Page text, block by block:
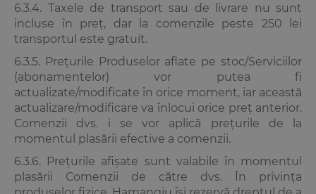
6.3.4. Taxele de transport sau de livrare nu sunt
incluse în preț, dar la comenzile peste 250 lei
transportul este gratuit.
6.3.5. Prețurile Produselor aflate pe stoc/Serviciilor
(abonamentelor) vor putea fi
actualizate/modificate în orice moment, iar această
actualizare/modificare va înlocui orice preț anterior.
Comenzii dvs. i se vor aplică prețurile de la
momentul plasării efective a comenzii.
6.3.6. Prețurile afișate sunt valabile în momentul
plasării Comenzii de către dvs. În privința